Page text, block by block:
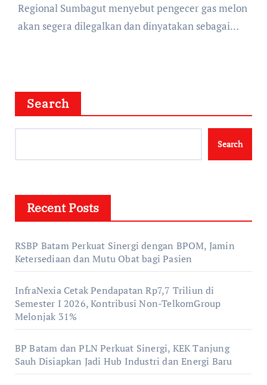
Regional Sumbagut menyebut pengecer gas melon
akan segera dilegalkan dan dinyatakan sebagai…
Search
Search
Recent Posts
RSBP Batam Perkuat Sinergi dengan BPOM, Jamin
Ketersediaan dan Mutu Obat bagi Pasien
InfraNexia Cetak Pendapatan Rp7,7 Triliun di
Semester I 2026, Kontribusi Non-TelkomGroup
Melonjak 31%
BP Batam dan PLN Perkuat Sinergi, KEK Tanjung
Sauh Disiapkan Jadi Hub Industri dan Energi Baru